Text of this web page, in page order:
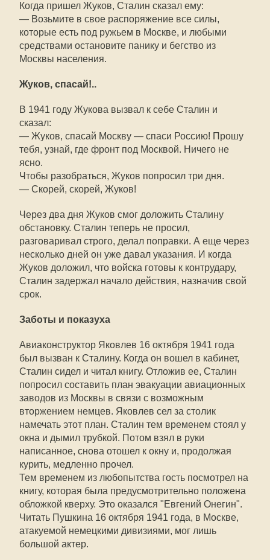
Когда пришел Жуков, Сталин сказал ему:
— Возьмите в свое распоряжение все силы,
которые есть под ружьем в Москве, и любыми
средствами остановите панику и бегство из
Москвы населения.
Жуков, спасай!..
В 1941 году Жукова вызвал к себе Сталин и
сказал:
— Жуков, спасай Москву — спаси Россию! Прошу
тебя, узнай, где фронт под Москвой. Ничего не
ясно.
Чтобы разобраться, Жуков попросил три дня.
— Скорей, скорей, Жуков!
Через два дня Жуков смог доложить Сталину
обстановку. Сталин теперь не просил,
разговаривал строго, делал поправки. А еще через
несколько дней он уже давал указания. И когда
Жуков доложил, что войска готовы к контрудару,
Сталин задержал начало действия, назначив свой
срок.
Заботы и показуха
Авиаконструктор Яковлев 16 октября 1941 года
был вызван к Сталину. Когда он вошел в кабинет,
Сталин сидел и читал книгу. Отложив ее, Сталин
попросил составить план эвакуации авиационных
заводов из Москвы в связи с возможным
вторжением немцев. Яковлев сел за столик
намечать этот план. Сталин тем временем стоял у
окна и дымил трубкой. Потом взял в руки
написанное, снова отошел к окну и, продолжая
курить, медленно прочел.
Тем временем из любопытства гость посмотрел на
книгу, которая была предусмотрительно положена
обложкой кверху. Это оказался "Евгений Онегин".
Читать Пушкина 16 октября 1941 года, в Москве,
атакуемой немецкими дивизиями, мог лишь
большой актер.